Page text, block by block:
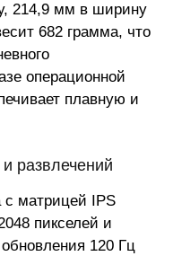
214,9 мм в ширину
682 грамма, что
операционной
плавную и
развлечений
матрицей IPS
пикселей и
120 Гц